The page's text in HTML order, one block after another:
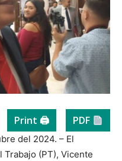
Print 🖨 PDF
del 2024. – El
(PT), Vicente